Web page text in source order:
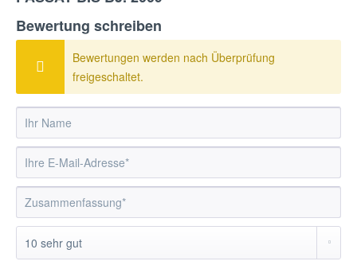
Bewertung schreiben
Bewertungen werden nach Überprüfung
freigeschaltet.